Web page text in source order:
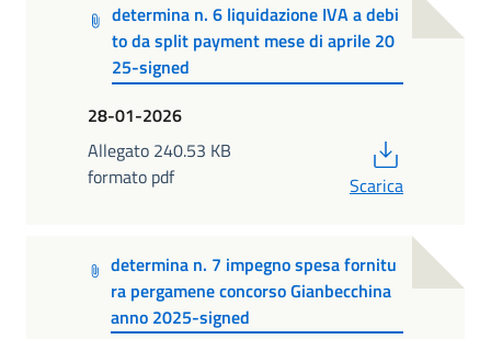
determina n. 6 liquidazione IVA a debi
to da split payment mese di aprile 20
25-signed
28-01-2026
Allegato 240.53 KB
formato pdf
Scarica
determina n. 7 impegno spesa fornitu
ra pergamene concorso Gianbecchina
anno 2025-signed